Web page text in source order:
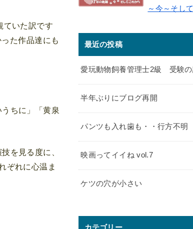
ていた訳です
た作品達にも
ちに」「黄泉
を見る度に、
ぞれに心温ま
～今～そし
最近の投稿
愛玩動物飼養管理士2級 受験の
半年ぶりにブログ再開
パンツも入れ歯も・・行方不明
映画ってイイね vol.7
ケツの穴が小さい